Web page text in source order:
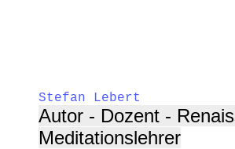
Stefan Lebert
Autor - Dozent -
Meditationslehrer